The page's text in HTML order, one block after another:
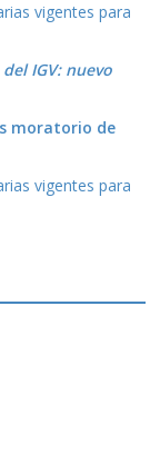
vigentes para
IGV: nuevo
moratorio de
vigentes para